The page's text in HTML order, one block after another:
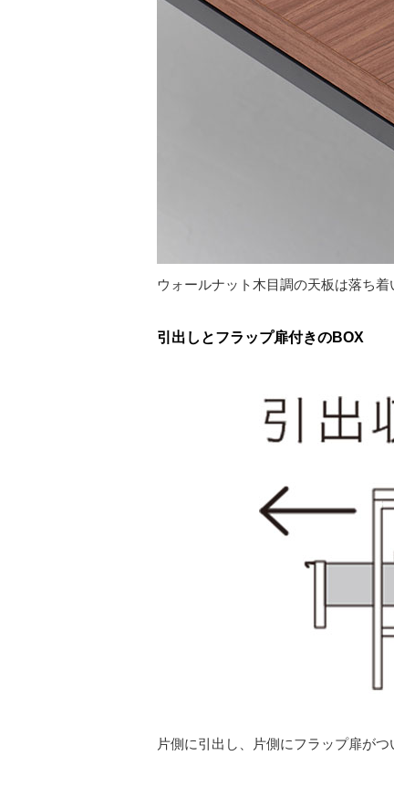
ウォールナット木目調の天板は落ち
引出しとフラップ扉付きのBOX
片側に引出し、片側にフラップ扉が